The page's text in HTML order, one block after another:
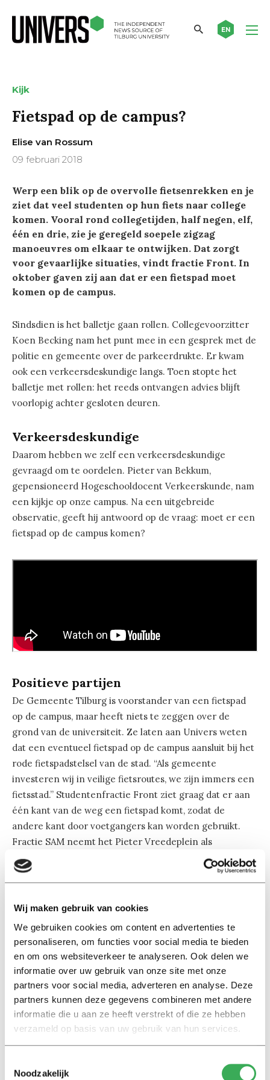
Wij maken gebruik van cookies
We gebruiken cookies om content en advertenties te
personaliseren, om functies voor social media te bieden
en om ons websiteverkeer te analyseren. Ook delen we
informatie over uw gebruik van onze site met onze
partners voor social media, adverteren en analyse. Deze
partners kunnen deze gegevens combineren met andere
informatie die u aan ze heeft verstrekt of die ze hebben
verzameld op basis van uw gebruik van hun services.
Noodzakelijk
EN
Kijk
Fietspad op de campus?
Elise van Rossum
09 februari 2018
Werp een blik op de overvolle fietsenrekken en je
ziet dat veel studenten op hun fiets naar college
komen. Vooral rond collegetijden, half negen, elf,
één en drie, zie je geregeld soepele zigzag
manoeuvres om elkaar te ontwijken. Dat zorgt
voor gevaarlijke situaties, vindt fractie Front. In
oktober gaven zij aan dat er een fietspad moet
komen op de campus.
Sindsdien is het balletje gaan rollen. Collegevoorzitter
Koen Becking nam het punt mee in een gesprek met de
politie en gemeente over de parkeerdrukte. Er kwam
ook een verkeersdeskundige langs. Toen stopte het
balletje met rollen: het reeds ontvangen advies blijft
voorlopig achter gesloten deuren.
Verkeersdeskundige
Daarom hebben we zelf een verkeersdeskundige
gevraagd om te oordelen. Pieter van Bekkum,
gepensioneerd Hogeschooldocent Verkeerskunde, nam
een kijkje op onze campus. Na een uitgebreide
observatie, geeft hij antwoord op de vraag: moet er een
fietspad op de campus komen?
Positieve partijen
De Gemeente Tilburg is voorstander van een fietspad
op de campus, maar heeft niets te zeggen over de
grond van de universiteit. Ze laten aan Univers weten
dat een eventueel fietspad op de campus aansluit bij het
rode fietspadstelsel van de stad. “Als gemeente
investeren wij in veilige fietsroutes, we zijn immers een
fietsstad.” Studentenfractie Front ziet graag dat er aan
één kant van de weg een fietspad komt, zodat de
andere kant door voetgangers kan worden gebruikt.
Fractie SAM neemt het Pieter Vreedeplein als
voorbeeld. Een stippellijn of andere wegaanduiding van
gebouw A tot en met de bibliotheek is voldoende, vindt
De poll uit Univers Nr. 7 schetst ook een duidelijk beeld:
69 procent van de studenten ziet het fietspad zitten.
Nadie Janssen, studente aan de Universitaire
Lerarenopleiding Nederlands op TiU, hoort bij de
meerderheid. “Wat structuur kan geen kwaad. Op
Utrecht Centraal hebben ze ook stickers geplakt om
onderscheid te maken tussen het fiets- en looppad.”
Studente Econometrie Lieke Bekers denkt dat het voor
exchange students vooral een uitkomst is.
“Nederlanders zijn gewend om te fietsen en reageren